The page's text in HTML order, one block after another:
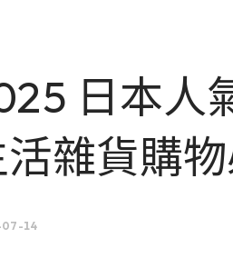
日本人
雜貨購
14